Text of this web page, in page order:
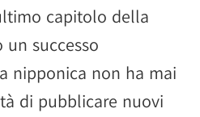
capitolo della
successo
nipponica non ha mai
di pubblicare nuovi